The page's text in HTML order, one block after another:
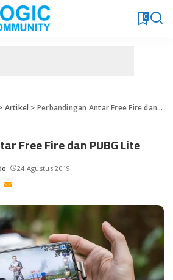
0
Artikel > Perbandingan Antar Free Fire dan PUBG Lite
Free Fire dan PUBG Lite
24 Agustus 2019